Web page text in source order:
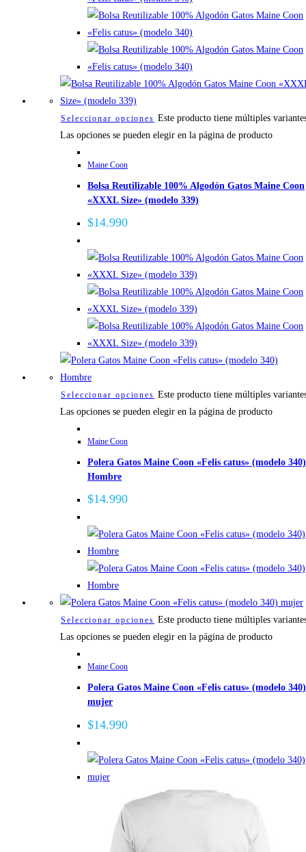
Seleccionar opciones Este producto tiene múltiples
Las opciones se pueden elegir en la página de producto
Maine Coon
Bolsa Reutilizable 100% Algodón Gatos Maine Coon
«XXXL Size» (modelo 339)
$14.990
Seleccionar opciones Este producto tiene múltiples
Las opciones se pueden elegir en la página de producto
Maine Coon
Polera Gatos Maine Coon «Felis catus» (modelo 340)
Hombre
$14.990
Seleccionar opciones Este producto tiene múltiples
Las opciones se pueden elegir en la página de producto
Maine Coon
Polera Gatos Maine Coon «Felis catus» (modelo 340)
mujer
$14.990